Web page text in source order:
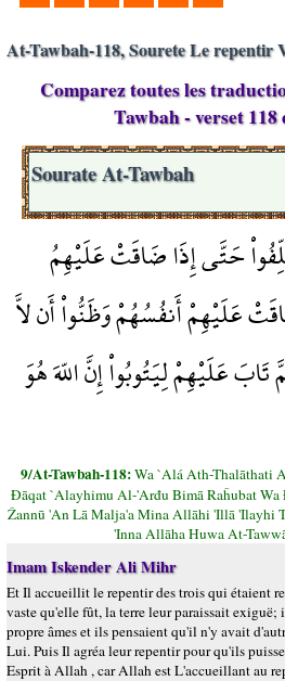
At-Tawbah-118, Sourete Le repentir
Comparez toutes les
Tawbah - verset
Sourate At-Tawbah
حَتَّى إِذَا ضَاقَتْ عَلَيْهِمُ
عَلَيْهِمْ أَنفُسُهُمْ وَظَنُّواْ أَن لاَّ
تَابَ عَلَيْهِمْ لِيَتُوبُواْ إِنَّ اللّهَ هُوَ
9/At-Tawbah-118:Wa `Alá Ath-Thalāthati
Đāqat `Alayhimu Al-'Arđu Bimā Raĥubat
Žannū 'An Lā Malja'a Mina Allāhi 'Illā 'Ilayhi
'Inna Allāha Huwa At-
Imam Iskender Ali Mihr
Et Il accueillit le repentir des trois qui étaient
vaste qu'elle fût, la terre leur paraissait exiguë;
propre âmes et ils pensaient qu'il n'y avait
Lui. Puis Il agréa leur repentir pour qu'ils
Esprit à Allah , car Allah est L'accueillant au